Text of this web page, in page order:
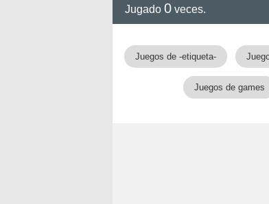
Jugado 0 veces.
Juegos de -etiqueta-
Juegos de games